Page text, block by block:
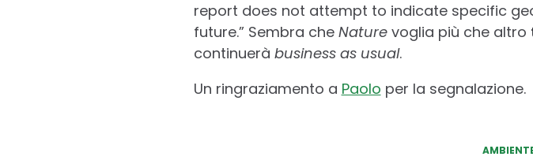
report does not attempt to indicate specific
future.” Sembra che Naturevoglia più che altro
continuerà business as usual.
Un ringraziamento a Paolo per la segnalazione.